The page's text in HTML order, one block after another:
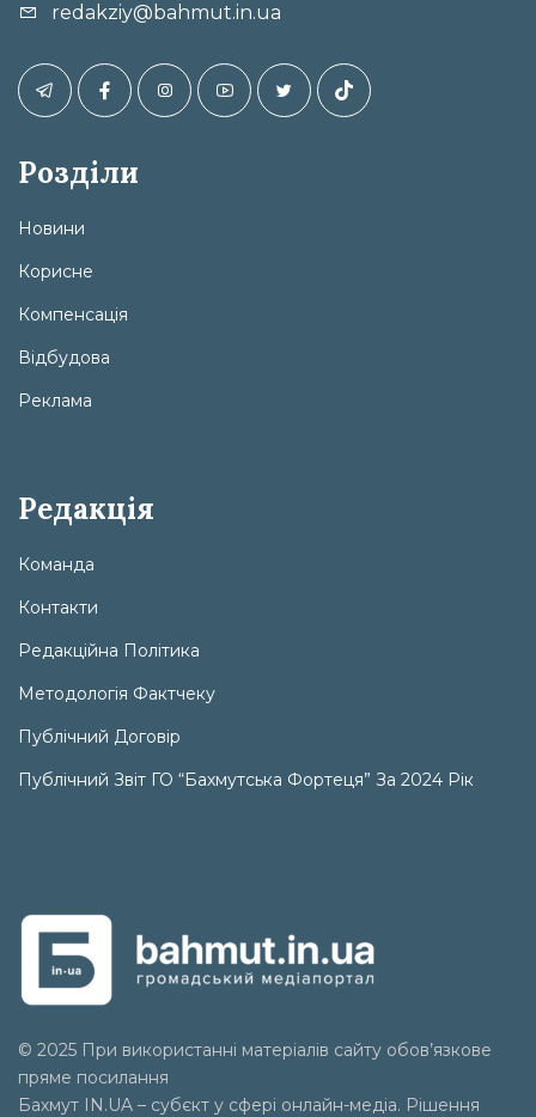
redakziy@bahmut.in.ua
Розділи
Новини
Корисне
Компенсація
Відбудова
Реклама
Редакція
Команда
Контакти
Редакційна Політика
Методологія Фактчеку
Публічний Договір
Публічний Звіт ГО “Бахмутська Фортеця” За 2024 Рік
© 2025 При використанні матеріалів сайту обов’язкове
пряме посилання
Бахмут IN.UA – субєкт у сфері онлайн-медіа. Рішення